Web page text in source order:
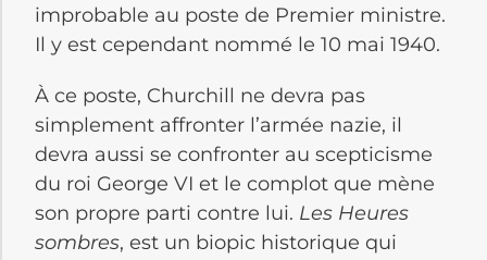
improbable au poste de Premier ministre.
Il y est cependant nommé le 10 mai 1940.
À ce poste, Churchill ne devra pas
simplement affronter l’armée nazie, il
devra aussi se confronter au scepticisme
du roi George VI et le complot que mène
son propre parti contre lui. Les Heures
sombres, est un biopic historique qui